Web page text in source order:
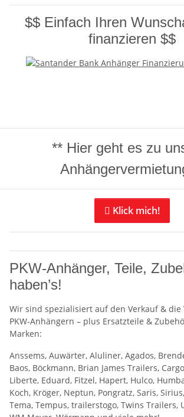
$$ Einfach Ihren
finanzieren $$
** Hier geht es zu
 Klick mich!
PKW-Anhänger, Teile,
haben’s!
Wir sind spezialisiert auf den Verkauf & die
PKW-Anhängern – plus Ersatzteile &
Marken:
Anssems, Auwärter, Aluliner, Agados,
Baos, Böckmann, Brian James Trailers,
Liberte, Eduard, Fitzel, Hapert, Hulco,
Koch, Kröger, Neptun, Pongratz, Saris,
Tema, Tempus, trailerstogo, Twins Trailers,